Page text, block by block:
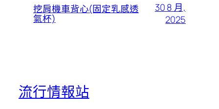
挖肩機車背心(固定乳感透
氣杯)
30 8 月,
2025
流行情報站